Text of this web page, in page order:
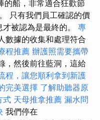
的船，非常適合狂歡節
只有我們員工確認的價
被認為是最終的。 專
數據的收集和處理符合
程推薦 辦護照需要攜帶
，然後前往藍洞，這給
程，讓您順利拿到新護
完美選擇 了解助聽器原
式 天母推拿推薦 漏水問
我們停在